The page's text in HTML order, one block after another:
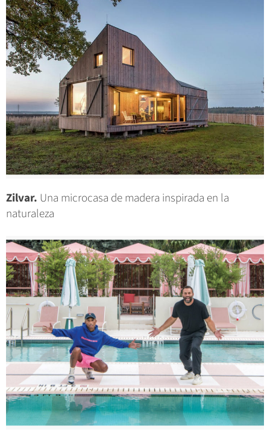
Zilvar. Una microcasa de madera inspirada en la
naturaleza